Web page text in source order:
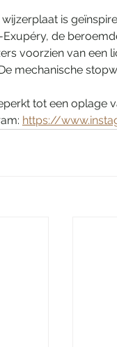
is
de
voorzien van een
mechanische
tot een oplage
https://